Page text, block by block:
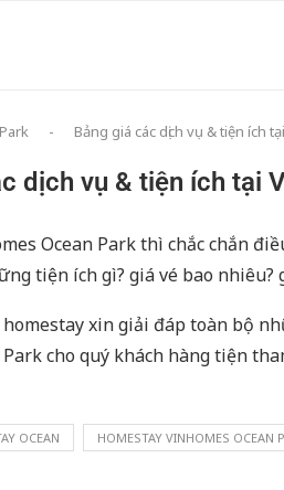
- Bảng giá các dịch vụ & tiện ích
dịch vụ & tiện ích tại
Ocean Park thì chắc chắn
tiện ích gì? giá vé bao nhiêu?
xin giải đáp toàn bộ
cho quý khách hàng tiện
OCEAN HOMESTAY VINHOMES OCEAN